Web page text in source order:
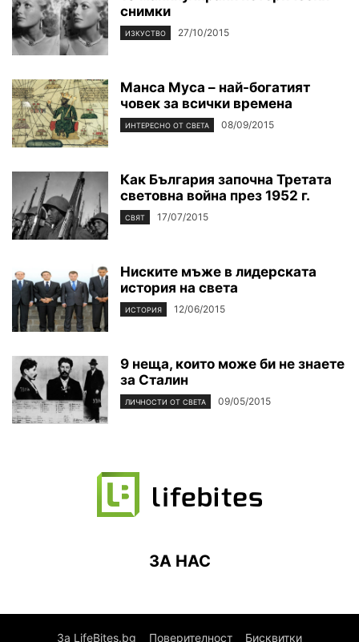
снимки
ИЗКУСТВО 27/10/2015
Манса Муса – най-богатият
човек за всички времена
ИНТЕРЕСНО ОТ СВЕТА 08/09/2015
Как България започна Третата
световна война през 1952 г.
СВЯТ 17/07/2015
Ниските мъже в лидерската
история на света
ИСТОРИЯ 12/06/2015
9 неща, които може би не знаете
за Сталин
ЛИЧНОСТИ ОТ СВЕТА 09/05/2015
ЗА НАС
За LifeBites.bg Поверителност Бисквитки